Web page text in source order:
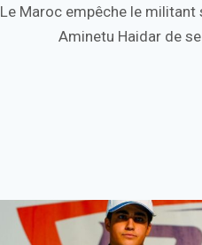
Le Maroc empêche le
Aminetu Haidar de